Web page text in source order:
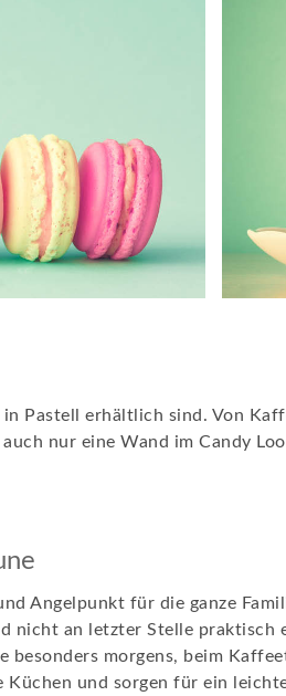
Pastell erhältlich sind. Von
nur eine Wand im Candy
Angelpunkt für die ganze
nicht an letzter Stelle praktisch
besonders morgens, beim
und sorgen für ein